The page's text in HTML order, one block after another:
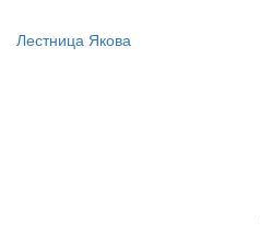
Лестница Якова